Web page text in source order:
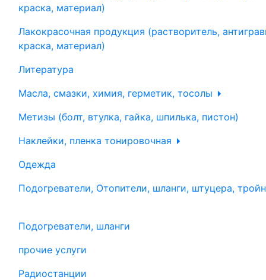
краска, материал)
Лакокрасочная продукция (растворитель,
краска, материал)
Литература
Масла, смазки, химия, герметик, тосолы
Метизы (болт, втулка, гайка, шпилька, пистон)
Наклейки, пленка тонировочная
Одежда
Подогреватели, Отопители, шланги, штуцера,
Подогреватели, шланги
прочие услуги
Радиостанции